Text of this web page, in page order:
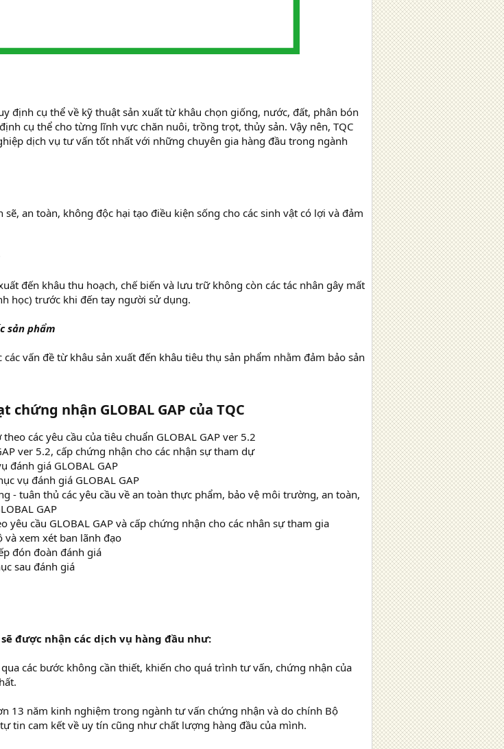
định cụ thể về kỹ thuật sản xuất từ khâu chọn giống, nước, đất, phân bón
cụ thể cho từng lĩnh vực chăn nuôi, trồng trọt, thủy sản. Vậy nên, TQC
dịch vụ tư vấn tốt nhất với những chuyên gia hàng đầu trong ngành
an toàn, không độc hại tạo điều kiện sống cho các sinh vật có lợi và đảm
đến khâu thu hoạch, chế biến và lưu trữ không còn các tác nhân gây mất
học) trước khi đến tay người sử dụng.
sản phẩm
vấn đề từ khâu sản xuất đến khâu tiêu thụ sản phẩm nhằm đảm bảo sản
nhận GLOBAL GAP của TQC​
các yêu cầu của tiêu chuẩn GLOBAL GAP ver 5.2
ver 5.2, cấp chứng nhận cho các nhận sự tham dự
đánh giá GLOBAL GAP
vụ đánh giá GLOBAL GAP
- tuân thủ các yêu cầu về an toàn thực phẩm, bảo vệ môi trường, an toàn,
GAP
yêu cầu GLOBAL GAP và cấp chứng nhận cho các nhân sự tham gia
và xem xét ban lãnh đạo
đón đoàn đánh giá
sau đánh giá
được nhận các dịch vụ hàng đầu như:
các bước không cần thiết, khiến cho quá trình tư vấn, chứng nhận của
13 năm kinh nghiệm trong ngành tư vấn chứng nhận và do chính Bộ
tin cam kết về uy tín cũng như chất lượng hàng đầu của mình.